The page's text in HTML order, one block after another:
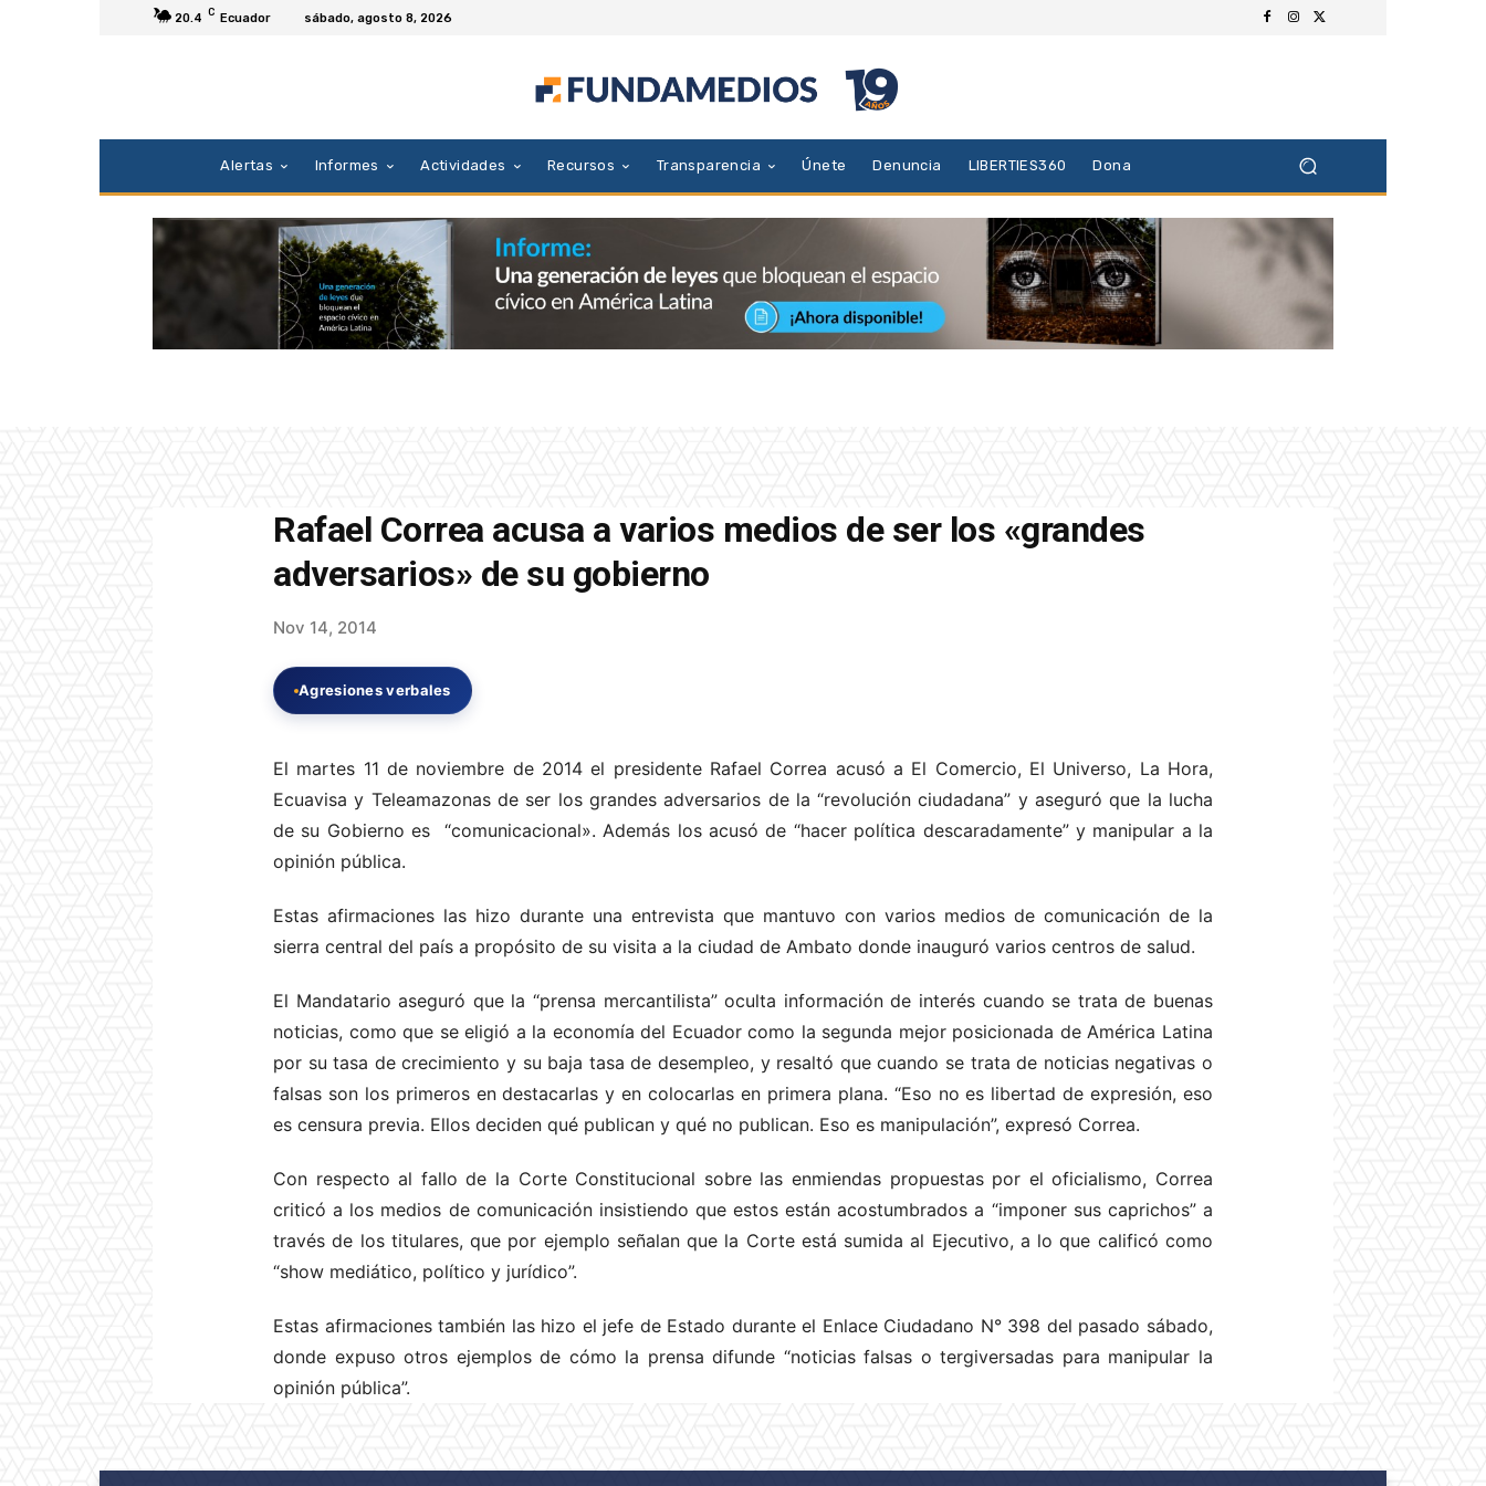
20.4 C Ecuador sábado, agosto 8, 2026
Alertas Informes Actividades Recursos Transparencia Únete Denuncia LIBERTIES360 Dona
Rafael Correa acusa a varios medios de ser los «grandes
adversarios» de su gobierno
Nov 14, 2014
Agresiones verbales
El martes 11 de noviembre de 2014 el presidente Rafael Correa acusó a El Comercio, El Universo, La Hora,
Ecuavisa y Teleamazonas de ser los grandes adversarios de la “revolución ciudadana” y aseguró que la lucha
de su Gobierno es “comunicacional». Además los acusó de “hacer política descaradamente” y manipular a la
opinión pública.
Estas afirmaciones las hizo durante una entrevista que mantuvo con varios medios de comunicación de la
sierra central del país a propósito de su visita a la ciudad de Ambato donde inauguró varios centros de salud.
El Mandatario aseguró que la “prensa mercantilista” oculta información de interés cuando se trata de buenas
noticias, como que se eligió a la economía del Ecuador como la segunda mejor posicionada de América Latina
por su tasa de crecimiento y su baja tasa de desempleo, y resaltó que cuando se trata de noticias negativas o
falsas son los primeros en destacarlas y en colocarlas en primera plana. “Eso no es libertad de expresión, eso
es censura previa. Ellos deciden qué publican y qué no publican. Eso es manipulación”, expresó Correa.
Con respecto al fallo de la Corte Constitucional sobre las enmiendas propuestas por el oficialismo, Correa
criticó a los medios de comunicación insistiendo que estos están acostumbrados a “imponer sus caprichos” a
través de los titulares, que por ejemplo señalan que la Corte está sumida al Ejecutivo, a lo que calificó como
“show mediático, político y jurídico”.
Estas afirmaciones también las hizo el jefe de Estado durante el Enlace Ciudadano N° 398 del pasado sábado,
donde expuso otros ejemplos de cómo la prensa difunde “noticias falsas o tergiversadas para manipular la
opinión pública”.